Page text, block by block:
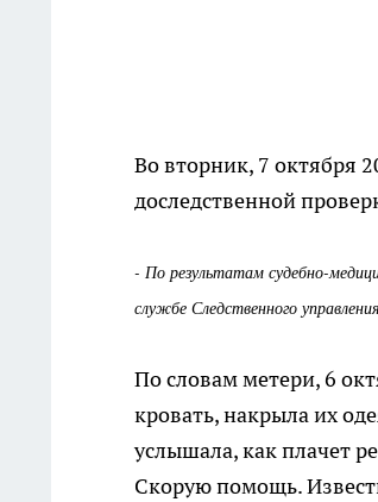
Во вторник, 7 октября
доследственной
- По результатам судебно-
службе Следственного
По словам метери, 6
кровать, накрыла их
услышала, как плачет
Скорую помощь.